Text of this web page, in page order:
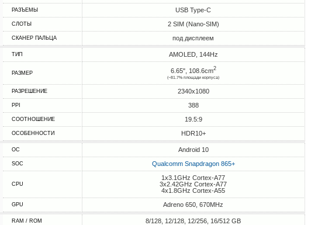
РАЗЪЕМЫ USB Type-C
СЛОТЫ 2 SIM (Nano-SIM)
СКАНЕР ПАЛЬЦА под дисплеем
ТИП AMOLED, 144Hz
РАЗМЕР 6.65", 108.6cm2
(~81.7% площади корпуса)
РАЗРЕШЕНИЕ 2340x1080
PPI 388
СООТНОШЕНИЕ 19.5:9
ОСОБЕННОСТИ HDR10+
ОС Android 10
SOC Qualcomm Snapdragon 865+
CPU
1x3.1GHz Cortex-A77
3x2.42GHz Cortex-A77
4x1.8GHz Cortex-A55
GPU Adreno 650, 670MHz
RAM / ROM 8/128, 12/128, 12/256, 16/512 GB